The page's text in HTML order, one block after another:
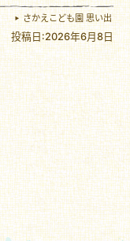
さかえこども園 思い出
投稿日:2026年6月8日